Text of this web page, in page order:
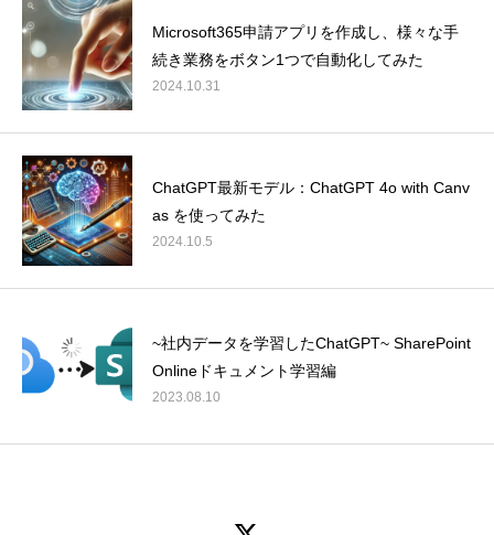
Microsoft365申請アプリを作成し、様々な手
続き業務をボタン1つで自動化してみた
2024.10.31
ChatGPT最新モデル：ChatGPT 4o with Canv
as を使ってみた
2024.10.5
~社内データを学習したChatGPT~ SharePoint
Onlineドキュメント学習編
2023.08.10